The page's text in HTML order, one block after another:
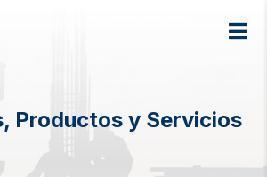
Productos y Servicios